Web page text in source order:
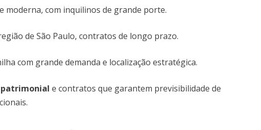
moderna, com inquilinos de grande porte.
de São Paulo, contratos de longo prazo.
com grande demanda e localização estratégica.
patrimonial e contratos que garantem previsibilidade de